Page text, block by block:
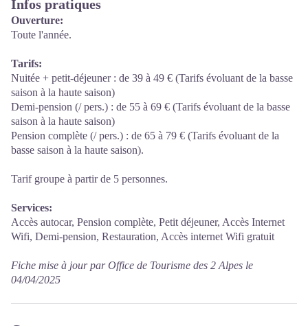
Infos pratiques
Ouverture:
Toute l'année.
Tarifs:
Nuitée + petit-déjeuner : de 39 à 49 € (Tarifs évoluant de la basse
saison à la haute saison)
Demi-pension (/ pers.) : de 55 à 69 € (Tarifs évoluant de la basse
saison à la haute saison)
Pension complète (/ pers.) : de 65 à 79 € (Tarifs évoluant de la
basse saison à la haute saison).
Tarif groupe à partir de 5 personnes.
Services:
Accès autocar, Pension complète, Petit déjeuner, Accès Internet
Wifi, Demi-pension, Restauration, Accès internet Wifi gratuit
Fiche mise à jour par Office de Tourisme des 2 Alpes le
04/04/2025